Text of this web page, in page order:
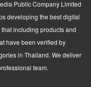
Public Company Limited
developing the best digital
including products and
have been verified by
in Thailand. We deliver
team.